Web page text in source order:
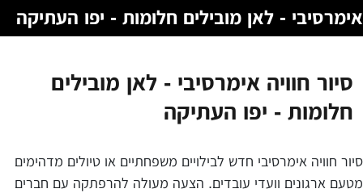
אימרסיבי - לאן מובילים חלומות - יפו העתיקה
סיור חוויה אימרסיבי - לאן מובילים
חלומות - יפו העתיקה
סיור חוויה אימרסיבי חדש לבילויים משפחתיים או טיולים מדהימים
מטעם ארגונים וועדי עובדים. הצעה מעולה להרפתקה עם חברים